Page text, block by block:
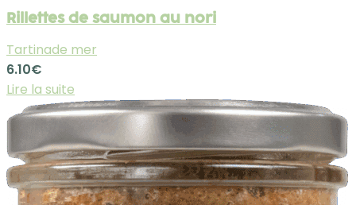
Rillettes de saumon au nori
Tartinade mer
6.10€
Lire la suite